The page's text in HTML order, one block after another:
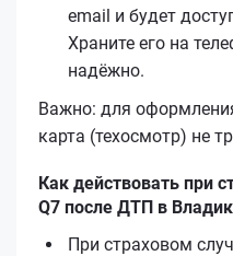
email и будет
Храните его на
надёжно.
Важно: для
карта (техосмотр) не
Как действовать при
Q7 после ДТП в
При страховом